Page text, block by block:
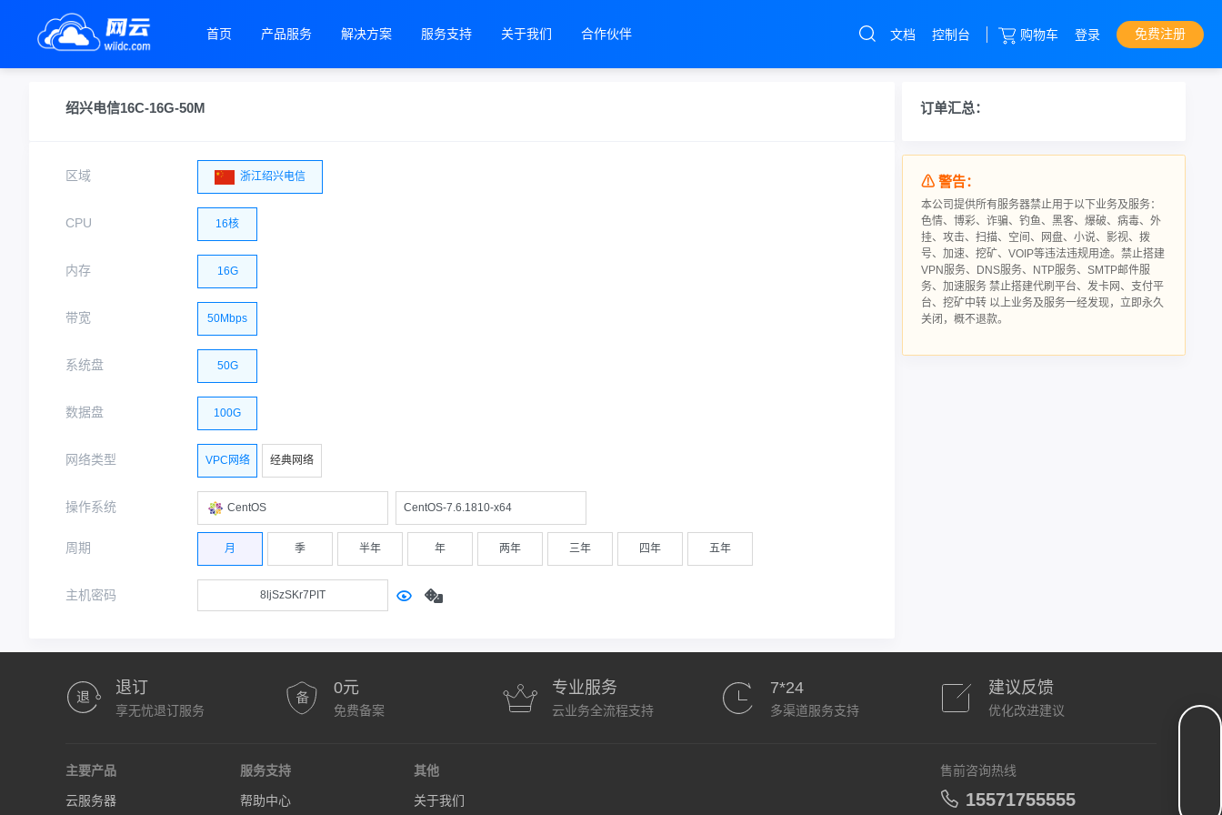
首页 产品服务 解决方案 服务支持 关于我们 合作伙伴
控制台
文档 控制台 购物车 登录 免费注册
绍兴电信16C-16G-50M
区域 浙江绍兴电信
CPU 16核
内存 16G
带宽 50Mbps
系统盘 50G
数据盘 100G
网络类型 VPC网络 经典网络
操作系统 CentOS CentOS-7.6.1810-x64
周期 月 季 半年 年 两年 三年 四年 五年
主机密码
订单汇总：
⚠ 警告：
本公司提供所有服务器禁止用于以下业务及服务：
色情、博彩、诈骗、钓鱼、黑客、爆破、病毒、外
挂、攻击、扫描、空间、网盘、小说、影视、拨
号、加速、挖矿、VOIP等违法违规用途。禁止搭建
VPN服务、DNS服务、NTP服务、SMTP邮件服
务、加速服务 禁止搭建代刷平台、发卡网、支付平
台、挖矿中转 以上业务及服务一经发现，立即永久
关闭，概不退款。
退订
享无忧退订服务
0元
免费备案
专业服务
云业务全流程支持
7*24
多渠道服务支持
建议反馈
优化改进建议
主要产品
云服务器
服务支持
帮助中心
其他
关于我们
售前咨询热线
15571755555